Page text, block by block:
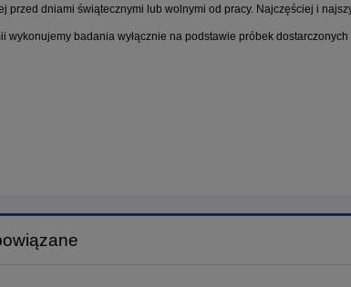
przed dniami świątecznymi lub wolnymi od pracy. Najczęściej i
wykonujemy badania wyłącznie na podstawie próbek dostarczonych